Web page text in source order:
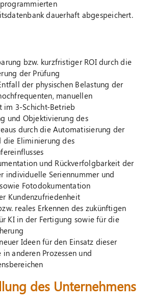
dauerhaft abgespeichert.
bzw. kurzfristiger ROI durch die
der Prüfung
der physischen Belastung der
manuellen
im 3-Schicht-Betrieb
und Objektivierung des
durch die Automatisierung der
die Eliminierung des
und Rückverfolgbarkeit der
individuelle Seriennummer und
Fotodokumentation
Kundenzufriedenheit
reales Erkennen des zukünftigen
KI in der Fertigung sowie für die
Ideen für den Einsatz dieser
in anderen Prozessen und
des Unternehmens